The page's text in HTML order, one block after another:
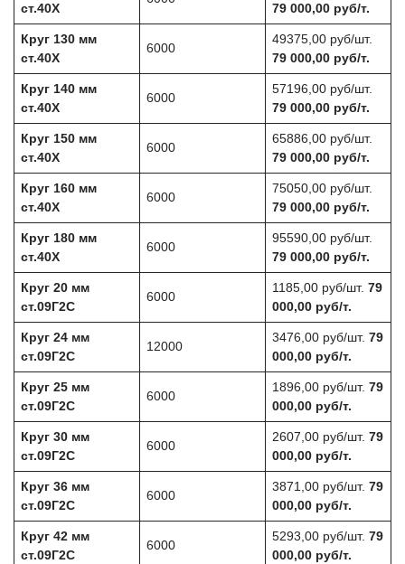
ст.40Х
79 000,00 руб/т.
Круг 130 мм
ст.40Х
6000
49375,00 руб/шт.
79 000,00 руб/т.
Круг 140 мм
ст.40Х
6000
57196,00 руб/шт.
79 000,00 руб/т.
Круг 150 мм
ст.40Х
6000
65886,00 руб/шт.
79 000,00 руб/т.
Круг 160 мм
ст.40Х
6000
75050,00 руб/шт.
79 000,00 руб/т.
Круг 180 мм
ст.40Х
6000
95590,00 руб/шт.
79 000,00 руб/т.
Круг 20 мм
ст.09Г2С
6000
1185,00 руб/шт. 79
000,00 руб/т.
Круг 24 мм
ст.09Г2С
12000
3476,00 руб/шт. 79
000,00 руб/т.
Круг 25 мм
ст.09Г2С
6000
1896,00 руб/шт. 79
000,00 руб/т.
Круг 30 мм
ст.09Г2С
6000
2607,00 руб/шт. 79
000,00 руб/т.
Круг 36 мм
ст.09Г2С
6000
3871,00 руб/шт. 79
000,00 руб/т.
Круг 42 мм
ст.09Г2С
6000
5293,00 руб/шт. 79
000,00 руб/т.